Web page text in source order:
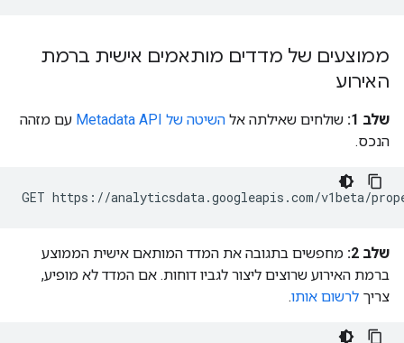
ממוצעים של מדדים מותאמים אישית ברמת
האירוע
שלב 1: שולחים שאילתה אל השיטה של Metadata API
עם מזהה
הנכס.
שלב 2:
מחפשים בתגובה את המדד המותאם אישית הממוצע
ברמת האירוע שרוצים ליצור לגביו דוחות. אם המדד לא מופיע,
צריך לרשום אותו.